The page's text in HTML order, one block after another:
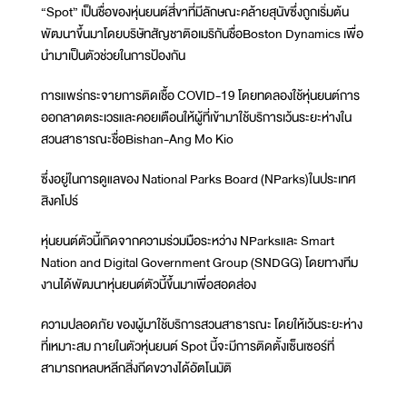
“Spot” เป็นชื่อของหุ่นยนต์สี่ขาที่มีลักษณะคล้ายสุนัขซึ่งถูกเริ่มต้น
พัฒนาขึ้นมาโดยบริษัทสัญชาติอเมริกันชื่อBoston Dynamics เพื่อ
นำมาเป็นตัวช่วยในการป้องกัน
การแพร่กระจายการติดเชื้อ COVID-19 โดยทดลองใช้หุ่นยนต์การ
ออกลาดตระเวรและคอยเตือนให้ผู้ที่เข้ามาใช้บริการเว้นระยะห่างใน
สวนสาธารณะชื่อBishan-Ang Mo Kio
ซึ่งอยู่ในการดูแลของ National Parks Board (NParks)ในประเทศ
สิงคโปร์
หุ่นยนต์ตัวนี้เกิดจากความร่วมมือระหว่าง NParksและ Smart
Nation and Digital Government Group (SNDGG) โดยทางทีม
งานได้พัฒนาหุ่นยนต์ตัวนี้ขึ้นมาเพื่อสอดส่อง
ความปลอดภัย ของผู้มาใช้บริการสวนสาธารณะ โดยให้เว้นระยะห่าง
ที่เหมาะสม ภายในตัวหุ่นยนต์ Spot นี้จะมีการติดตั้งเซ็นเซอร์ที่
สามารถหลบหลีกสิ่งกีดขวางได้อัตโนมัติ